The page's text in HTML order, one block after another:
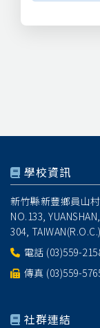
學校資訊
新竹縣新豐鄉員山
NO.133,
304, TAIWAN(R.O.C.)
電話 (03)559-
傳真 (03)559-
社群連結